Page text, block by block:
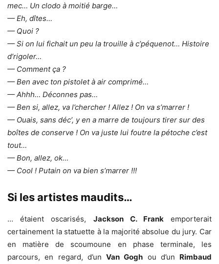
mec… Un clodo à moitié barge…
— Eh, dîtes…
— Quoi ?
— Si on lui fichait un peu la trouille à c’péquenot… Histoire
d’rigoler…
— Comment ça ?
— Ben avec ton pistolet à air comprimé…
— Ahhh… Déconnes pas…
— Ben si, allez, va l’chercher ! Allez ! On va s’marrer !
— Ouais, sans déc’, y en a marre de toujours tirer sur des
boîtes de conserve ! On va juste lui foutre la pétoche c’est
tout…
— Bon, allez, ok…
— Cool ! Putain on va bien s’marrer !!!
Si les artistes maudits…
… étaient oscarisés, Jackson C. Frank emporterait
certainement la statuette à la majorité absolue du jury. Car
en matière de scoumoune en phase terminale, les
parcours, en regard, d’un Van Gogh ou d’un Rimbaud